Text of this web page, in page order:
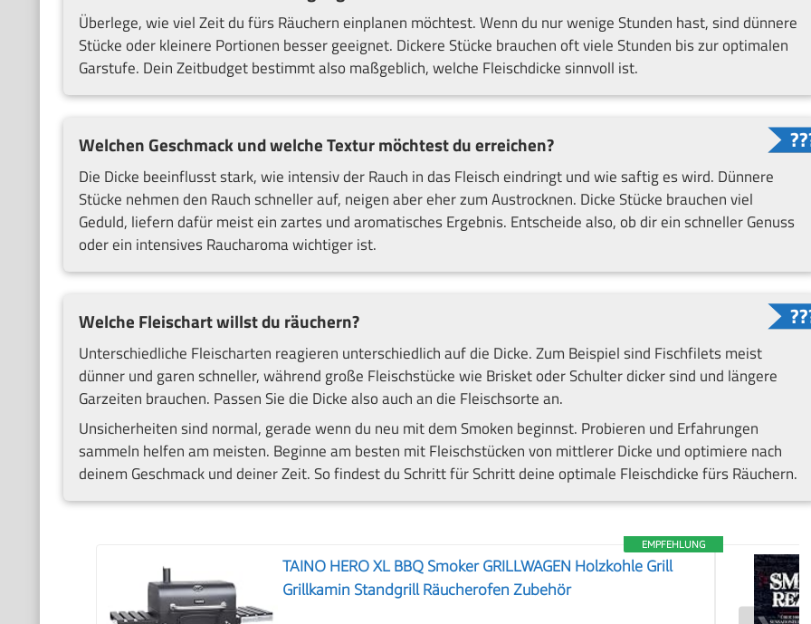
Überlege, wie viel Zeit du fürs Räuchern einplanen möchtest. Wenn du nur wenige Stunden hast, sind dünnere
Stücke oder kleinere Portionen besser geeignet. Dickere Stücke brauchen oft viele Stunden bis zur optimalen
Garstufe. Dein Zeitbudget bestimmt also maßgeblich, welche Fleischdicke sinnvoll ist.
Welchen Geschmack und welche Textur möchtest du erreichen?
Die Dicke beeinflusst stark, wie intensiv der Rauch in das Fleisch eindringt und wie saftig es wird. Dünnere
Stücke nehmen den Rauch schneller auf, neigen aber eher zum Austrocknen. Dicke Stücke brauchen viel
Geduld, liefern dafür meist ein zartes und aromatisches Ergebnis. Entscheide also, ob dir ein schneller Genuss
oder ein intensives Raucharoma wichtiger ist.
Welche Fleischart willst du räuchern?
Unterschiedliche Fleischarten reagieren unterschiedlich auf die Dicke. Zum Beispiel sind Fischfilets meist
dünner und garen schneller, während große Fleischstücke wie Brisket oder Schulter dicker sind und längere
Garzeiten brauchen. Passen Sie die Dicke also auch an die Fleischsorte an.
Unsicherheiten sind normal, gerade wenn du neu mit dem Smoken beginnst. Probieren und Erfahrungen
sammeln helfen am meisten. Beginne am besten mit Fleischstücken von mittlerer Dicke und optimiere nach
deinem Geschmack und deiner Zeit. So findest du Schritt für Schritt deine optimale Fleischdicke fürs Räuchern.
EMPFEHLUNG
TAINO HERO XL BBQ Smoker GRILLWAGEN Holzkohle Grill
Grillkamin Standgrill Räucherofen Zubehör